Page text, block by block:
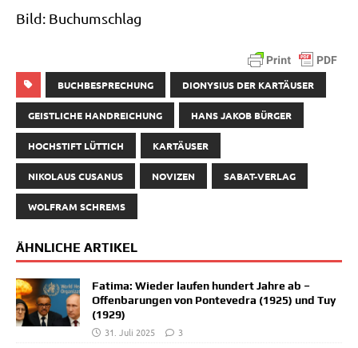
Bild: Buch­um­schlag
BUCHBESPRECHUNG DIONYSIUS DER KARTÄUSER
GEISTLICHE HANDREICHUNG HANS JAKOB BÜRGER
HOCHSTIFT LÜTTICH KARTÄUSER
NIKOLAUS CUSANUS NOVIZEN SABAT-VERLAG
WOLFRAM SCHREMS
ÄHNLICHE ARTIKEL
Fatima: Wieder laufen hundert Jahre ab –
Offenbarungen von Pontevedra (1925) und Tuy
(1929)
31. Juli 2025
3